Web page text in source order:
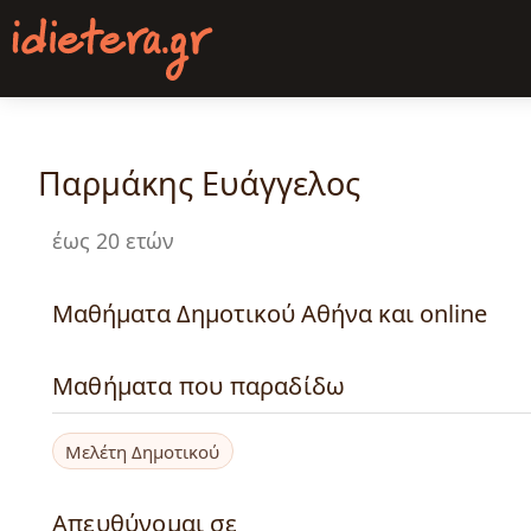
Παράκαμψη
προς
κυρίως
Παρμάκης Ευάγγελος
έως 20 ετών
Μαθήματα Δημοτικού Αθήνα και online
Μαθήματα που παραδίδω
Μελέτη Δημοτικού
Απευθύνομαι σε